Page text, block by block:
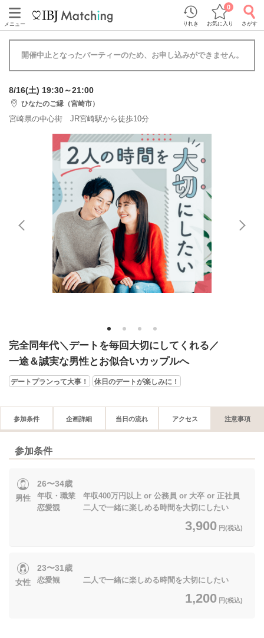
メニュー りれき お気に入り
0
さがす
開催中止となったパーティーのため、お申し込みができません。
8/16(土) 19:30～21:00
ひなたのご縁（宮崎市）
宮崎県の中心街 JR宮崎駅から徒歩10分
1 2 3 4
完全同年代＼デートを毎回大切にしてくれる／
一途＆誠実な男性とお似合いカップルへ
デートプランって大事！ 休日のデートが楽しみに！
参加条件 企画詳細 当日の流れ アクセス 注意事項
参加条件
男性
26〜34歳
年収・職業 年収400万円以上 or 公務員 or 大卒 or 正社員
恋愛観 二人で一緒に楽しめる時間を大切にしたい
3,900 円(税込)
女性
23〜31歳
恋愛観 二人で一緒に楽しめる時間を大切にしたい
1,200 円(税込)